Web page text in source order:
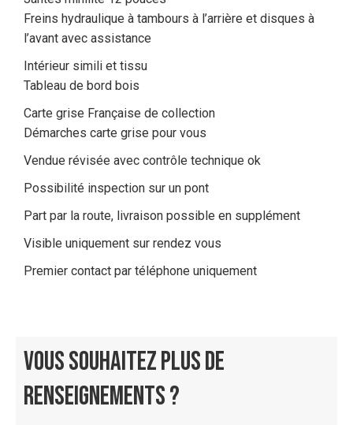
Freins hydraulique à tambours à l’arrière et disques à
l’avant avec assistance
Intérieur simili et tissu
Tableau de bord bois
Carte grise Française de collection
Démarches carte grise pour vous
Vendue révisée avec contrôle technique ok
Possibilité inspection sur un pont
Part par la route, livraison possible en supplément
Visible uniquement sur rendez vous
Premier contact par téléphone uniquement
VOUS SOUHAITEZ PLUS DE
RENSEIGNEMENTS ?